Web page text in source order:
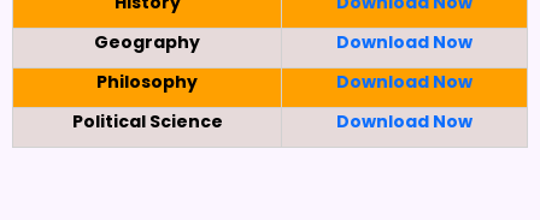
Geography
Download Now
Philosophy
Download Now
Political Science
Download Now